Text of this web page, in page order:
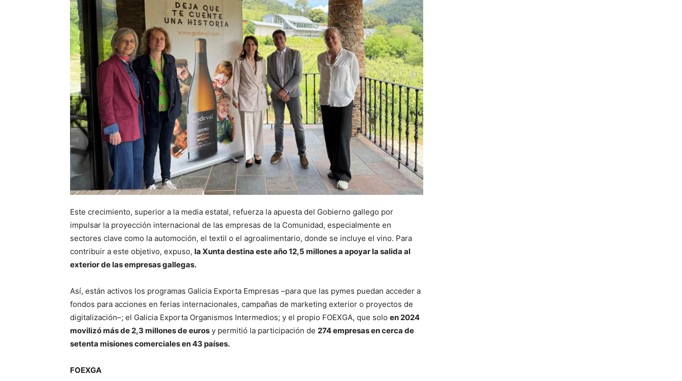
Este crecimiento, superior a la media estatal, refuerza la apuesta del Gobierno gallego por
impulsar la proyección internacional de las empresas de la Comunidad, especialmente en
sectores clave como la automoción, el textil o el agroalimentario, donde se incluye el vino. Para
contribuir a este objetivo, expuso, la Xunta destina este año 12,5 millones a apoyar la salida al
exterior de las empresas gallegas.
Así, están activos los programas Galicia Exporta Empresas –para que las pymes puedan acceder a
fondos para acciones en ferias internacionales, campañas de marketing exterior o proyectos de
digitalización–; el Galicia Exporta Organismos Intermedios; y el propio FOEXGA, que solo en 2024
movilizó más de 2,3 millones de euros y permitió la participación de 274 empresas en cerca de
setenta misiones comerciales en 43 países.
FOEXGA